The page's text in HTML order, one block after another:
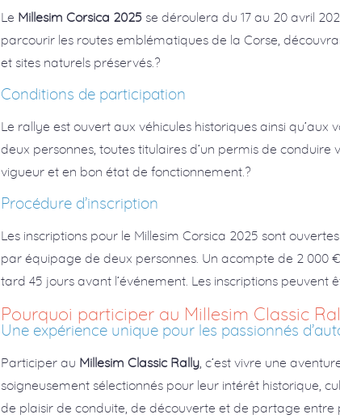
Le Millesim Corsica 2025 se déroulera du 17 au 20 avril
parcourir les routes emblématiques de la Corse,
et sites naturels préservés.?
Conditions de participation
Le rallye est ouvert aux véhicules historiques ainsi
deux personnes, toutes titulaires d’un permis de
vigueur et en bon état de fonctionnement.?
Procédure d’inscription
Les inscriptions pour le Millesim Corsica 2025 sont
par équipage de deux personnes. Un acompte de 2 000
tard 45 jours avant l’événement. Les inscriptions peuvent
Pourquoi participer au Millesim Classic
Une expérience unique pour les passionnés
Participer au Millesim Classic Rally , c’est vivre une
soigneusement sélectionnés pour leur intérêt historique,
de plaisir de conduite, de découverte et de partage entre